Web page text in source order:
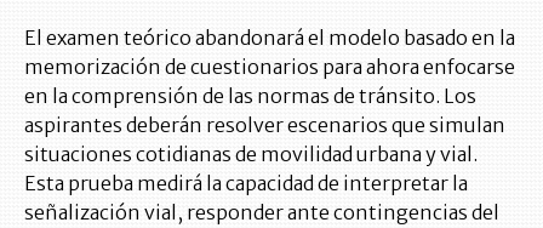
El examen teórico abandonará el modelo basado en la
memorización de cuestionarios para ahora enfocarse
en la comprensión de las normas de tránsito. Los
aspirantes deberán resolver escenarios que simulan
situaciones cotidianas de movilidad urbana y vial.
Esta prueba medirá la capacidad de interpretar la
señalización vial, responder ante contingencias del